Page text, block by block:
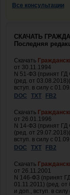
Все консультации
СКАЧАТЬ
Последняя
Скачать
от 30.11.1994
N 51-ФЗ (принят
(ред. от
вступ. в силу с
DOC
TXT FB2
Скачать
от 26.01.1996
N 14-ФЗ (принят
(ред. от
вступ. в силу с
DOC
TXT FB2
Скачать
от 26.11.2001
N 146-ФЗ (принят
01.11.2011) (ред. от
и доп., вступ. в